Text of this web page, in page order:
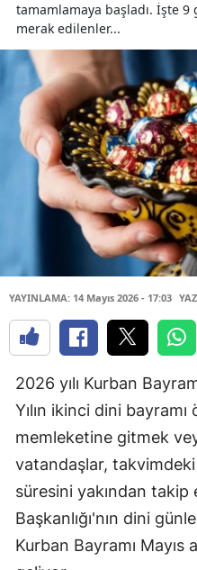
tamamlamaya başladı. İşte
merak edilenler...
YAYINLAMA: 14 Mayıs 2026 - 17:03
2026 yılı Kurban
Yılın ikinci dini
memleketine gitmek
vatandaşlar,
süresini yakından
Başkanlığı'nın dini
Kurban Bayramı Mayıs